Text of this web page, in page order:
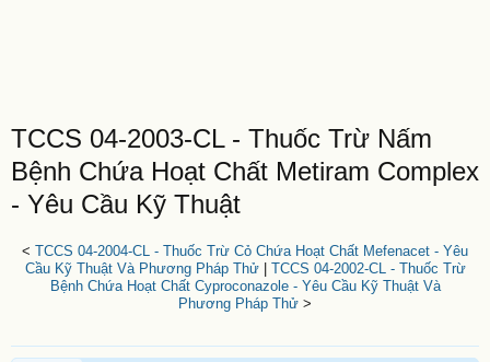
TCCS 04-2003-CL - Thuốc Trừ Nấm
Bệnh Chứa Hoạt Chất Metiram Complex
- Yêu Cầu Kỹ Thuật
< TCCS 04-2004-CL - Thuốc Trừ Cỏ Chứa Hoạt Chất Mefenacet - Yêu
Cầu Kỹ Thuật Và Phương Pháp Thử| TCCS 04-2002-CL - Thuốc Trừ
Bệnh Chứa Hoạt Chất Cyproconazole - Yêu Cầu Kỹ Thuật Và
Phương Pháp Thử >